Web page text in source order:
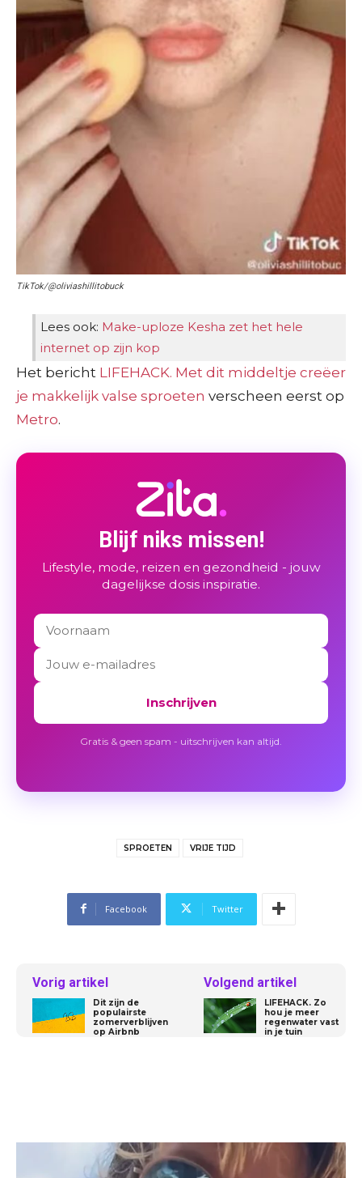
TikTok/@oliviashillitobuck
Lees ook: Make-uploze Kesha zet het hele
internet op zijn kop
Het bericht LIFEHACK. Met dit middeltje creëer
je makkelijk valse sproeten verscheen eerst op
Metro.
Blijf niks missen!
Lifestyle, mode, reizen en gezondheid - jouw
dagelijkse dosis inspiratie.
Inschrijven
Gratis & geen spam - uitschrijven kan altijd.
SPROETEN VRIJE TIJD
Facebook Twitter
Vorig artikel
Dit zijn de
populairste
zomerverblijven
op Airbnb
Volgend artikel
LIFEHACK. Zo
hou je meer
regenwater vast
in je tuin